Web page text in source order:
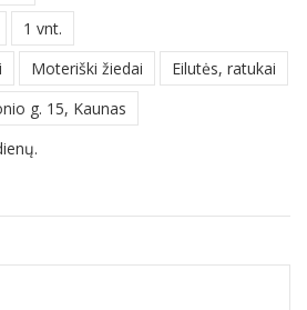
1 vnt.
Moteriški žiedai
Eilutės, ratukai
g. 15, Kaunas